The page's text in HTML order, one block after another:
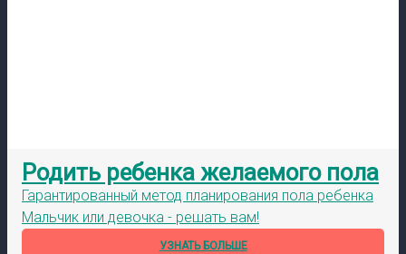
Родить ребенка желаемого пола
Гарантированный метод планирования пола ребенка
Мальчик или девочка - решать вам!
УЗНАТЬ БОЛЬШЕ